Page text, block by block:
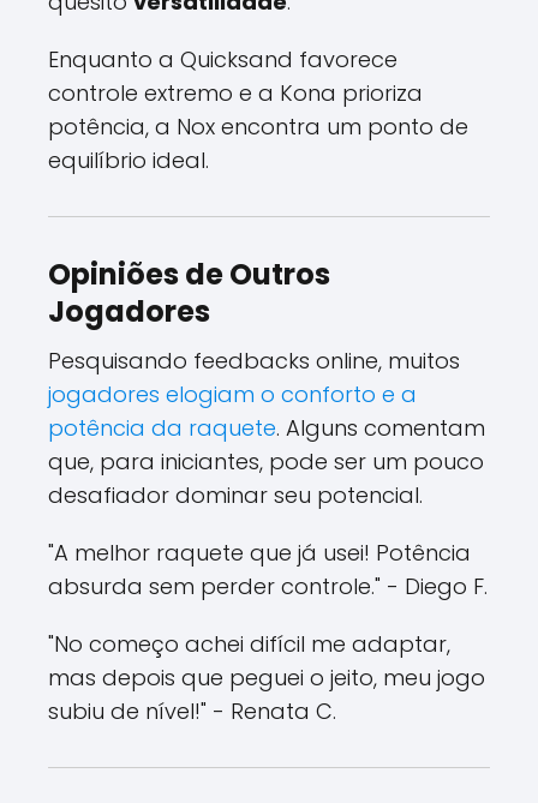
Enquanto a Quicksand favorece
controle extremo e a Kona prioriza
potência, a Nox encontra um ponto de
equilíbrio ideal.
Opiniões de Outros
Jogadores
Pesquisando feedbacks online, muitos
jogadores elogiam o conforto e a
potência da raquete. Alguns comentam
que, para iniciantes, pode ser um pouco
desafiador dominar seu potencial.
"A melhor raquete que já usei! Potência
absurda sem perder controle." - Diego F.
"No começo achei difícil me adaptar,
mas depois que peguei o jeito, meu jogo
subiu de nível!" - Renata C.